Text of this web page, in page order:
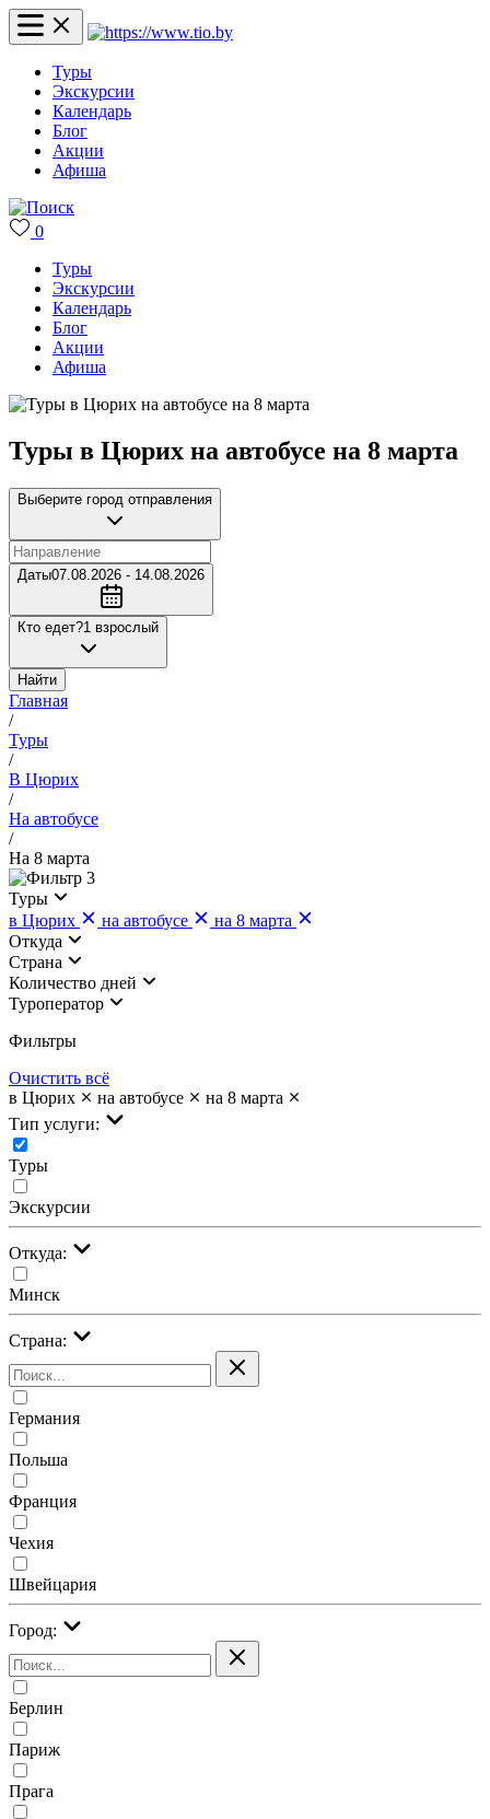
Туры
Экскурсии
Календарь
Блог
Акции
Афиша
0
Туры
Экскурсии
Календарь
Блог
Акции
Афиша
Туры в Цюрих на автобусе на 8 марта
Выберите город отправления
Даты07.08.2026 - 14.08.2026
Кто едет?1 взрослый
Найти
Главная
/
Туры
/
В Цюрих
/
На автобусе
/
На 8 марта
3
Туры
в Цюрих
на автобусе
на 8 марта
Откуда
Страна
Количество дней
Туроператор
Фильтры
Очистить всё
в Цюрих
на автобусе
на 8 марта
Тип услуги:
Туры
Экскурсии
Откуда:
Минск
Страна:
Германия
Польша
Франция
Чехия
Швейцария
Город:
Берлин
Париж
Прага